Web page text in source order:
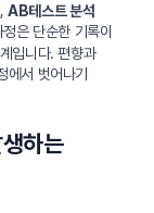
,AB테스트 분석
은 단순한 기록이
입니다. 편향과
서 벗어나기
하는